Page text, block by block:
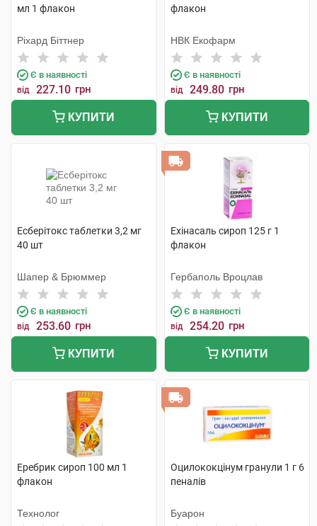
мл 1 флакон
Ріхард Біттнер
Є в наявності
від 227.10 грн
КУПИТИ
флакон
НВК Екофарм
Є в наявності
від 249.80 грн
КУПИТИ
Есберітокс таблетки 3,2 мг
40 шт
Шапер & Брюммер
Є в наявності
від 253.60 грн
КУПИТИ
Ехінасаль сироп 125 г 1
флакон
Гербаполь Вроцлав
Є в наявності
від 254.20 грн
КУПИТИ
Еребрик сироп 100 мл 1
флакон
Технолог
Оцилококцінум гранули 1 г 6
пеналів
Буарон